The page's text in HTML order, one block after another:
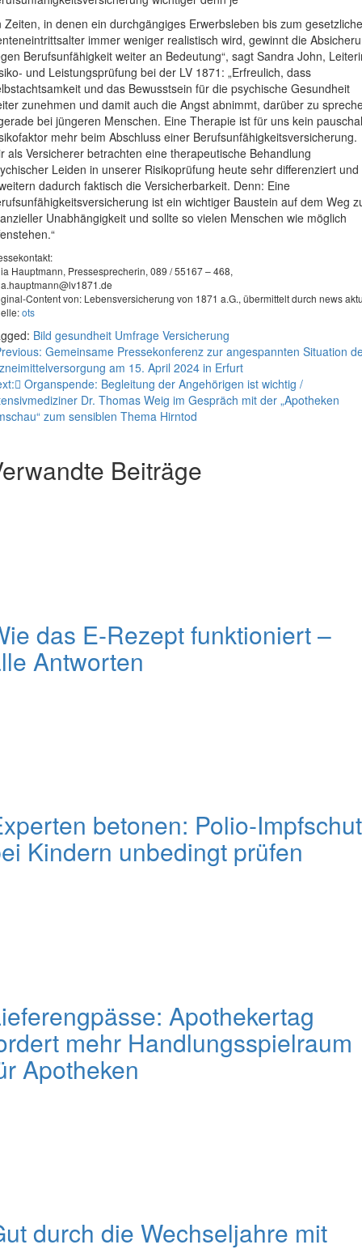
Zeiten, in denen ein durchgängiges Erwerbsleben bis zum
immer weniger realistisch wird, gewinnt die
Berufsunfähigkeit weiter an Bedeutung“, sagt Sandra John,
und Leistungsprüfung bei der LV 1871: „Erfreulich, dass
und das Bewusstsein für die psychische Gesundheit
zunehmen und damit auch die Angst abnimmt, darüber zu
bei jüngeren Menschen. Eine Therapie ist für uns kein
mehr beim Abschluss einer Berufsunfähigkeitsversicherung.
als Versicherer betrachten eine therapeutische Behandlung
Leiden in unserer Risikoprüfung heute sehr differenziert und
dadurch faktisch die Versicherbarkeit. Denn: Eine
ist ein wichtiger Baustein auf dem Weg
Unabhängigkeit und sollte so vielen Menschen wie möglich
Hauptmann, Pressesprecherin, 089 / 55167 – 468,
Content von: Lebensversicherung von 1871 a.G., übermittelt durch news
ots
Bild gesundheit Umfrage Versicherung
Gemeinsame Pressekonferenz zur angespannten Situation
am 15. April 2024 in Erfurt
Organspende: Begleitung der Angehörigen ist wichtig /
Dr. Thomas Weig im Gespräch mit der „Apotheken
zum sensiblen Thema Hirntod
Beiträge
das E-Rezept funktioniert –
Antworten
betonen: Polio-
Kindern unbedingt prüfen
Apothekertag
mehr Handlungsspielraum
Apotheken
durch die Wechseljahre mit